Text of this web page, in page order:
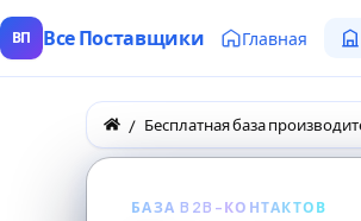
ВП Все Поставщики Главная
БАЗА B2B-КОНТАКТОВ